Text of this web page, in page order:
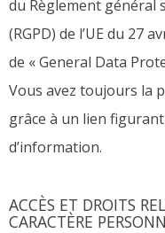
du Règlement général
(RGPD) de l’UE du 27
de « General Data
Vous avez toujours la
grâce à un lien
d’information.
ACCÈS ET DROITS
CARACTÈRE